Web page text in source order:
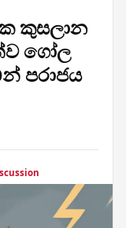
කුසලාන
ගෝල
පරාජය